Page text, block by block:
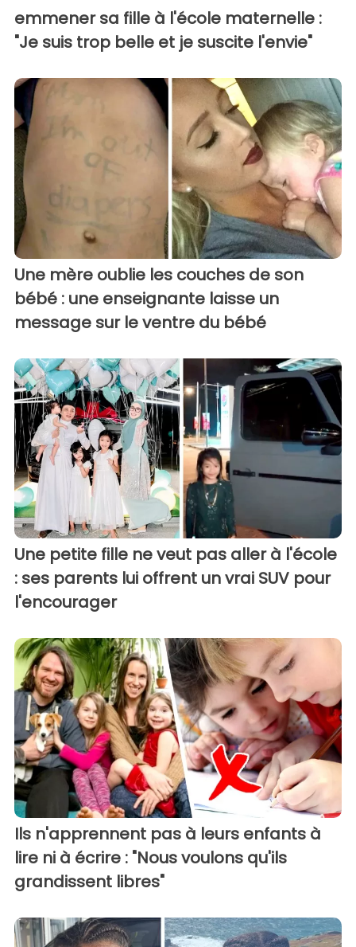
emmener sa fille à l'école maternelle :
"Je suis trop belle et je suscite l'envie"
Une mère oublie les couches de son
bébé : une enseignante laisse un
message sur le ventre du bébé
Une petite fille ne veut pas aller à l'école
: ses parents lui offrent un vrai SUV pour
l'encourager
Ils n'apprennent pas à leurs enfants à
lire ni à écrire : "Nous voulons qu'ils
grandissent libres"